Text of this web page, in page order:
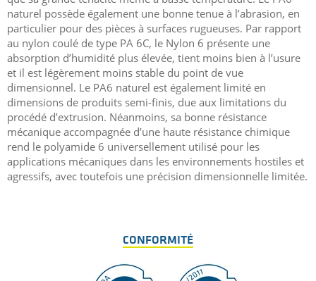
naturel possède également une bonne tenue à l’abrasion, en
particulier pour des pièces à surfaces rugueuses. Par rapport
au nylon coulé de type PA 6C, le Nylon 6 présente une
absorption d’humidité plus élevée, tient moins bien à l’usure
et il est légèrement moins stable du point de vue
dimensionnel. Le PA6 naturel est également limité en
dimensions de produits semi-finis, due aux limitations du
procédé d’extrusion. Néanmoins, sa bonne résistance
mécanique accompagnée d’une haute résistance chimique
rend le polyamide 6 universellement utilisé pour les
applications mécaniques dans les environnements hostiles et
agressifs, avec toutefois une précision dimensionnelle limitée.
CONFORMITÉ